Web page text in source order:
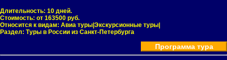
Длительность: 10 дней.
Стоимость: от 163500 руб.
Относится к видам: Авиа туры|Экскурсионные туры|
Раздел: Туры в России из Санкт-Петербурга
Программа тура